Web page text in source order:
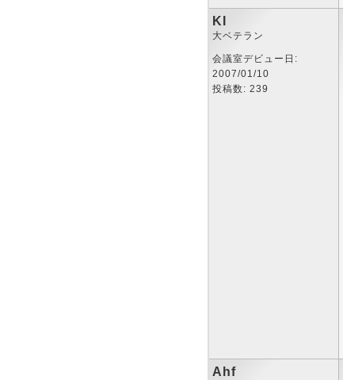
KI
大ベテラン
会議室デビュー日:
2007/01/10
投稿数: 239
Ahf